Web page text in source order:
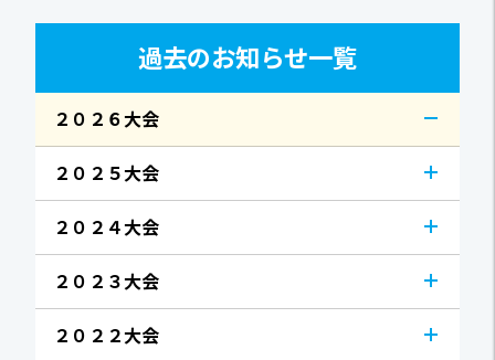
過去のお知らせ一覧
２０２６大会
２０２５大会
２０２４大会
２０２３大会
２０２２大会